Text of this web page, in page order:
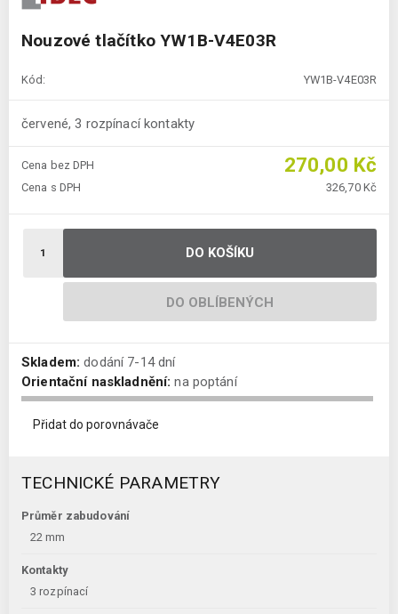
Nouzové tlačítko YW1B-V4E03R
Kód: YW1B-V4E03R
červené, 3 rozpínací kontakty
Cena bez DPH 270,00 Kč
Cena s DPH 326,70 Kč
DO KOŠÍKU
DO OBLÍBENÝCH
Skladem: dodání 7-14 dní
Orientační naskladnění: na poptání
Přidat do porovnávače
TECHNICKÉ PARAMETRY
Průměr zabudování
22 mm
Kontakty
3 rozpínací